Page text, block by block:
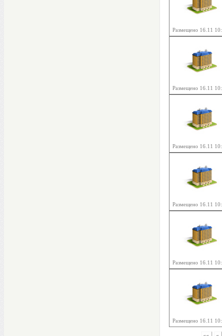
Размещено 16.11
Размещено 16.11
Размещено 16.11
Размещено 16.11
Размещено 16.11
Размещено 16.11